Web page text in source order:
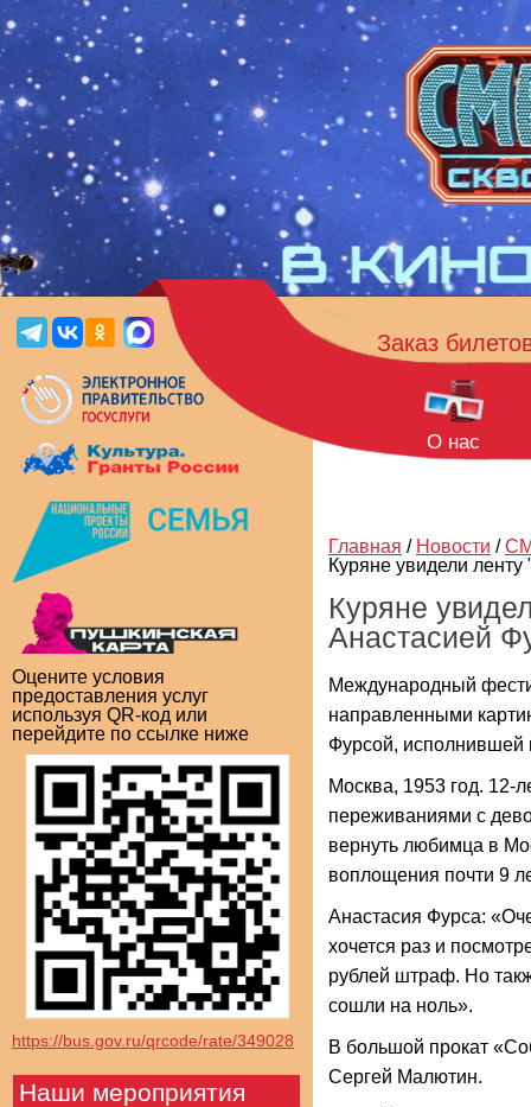
Оцените условия
предоставления услуг
используя QR-код или
перейдите по ссылке ниже
https://bus.gov.ru/qrcode/rate/349028
Наши мероприятия
Заказ
О нас
Главная / Новости /
Куряне увидели
Куряне
Анастасией
Международный
направленными
Фурсой, исполнившей
Москва, 1953 год. 12-
переживаниями с
вернуть любимца в
воплощения почти 9
Анастасия Фурса:
хочется раз и
рублей штраф. Но
сошли на ноль».
В большой прокат
Сергей Малютин.